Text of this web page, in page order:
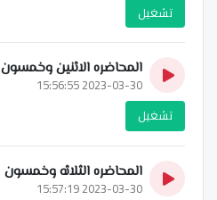
تشغيل
المحاضره الاثنين وخمسون
2023-03-30 15:56:55
تشغيل
المحاضره الثلاثه وخمسون
2023-03-30 15:57:19